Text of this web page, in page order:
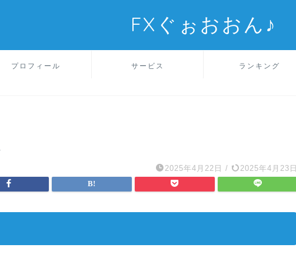
FXぐぉおおん♪
プロフィール サービス ランキング
2025年4月22日 / 2025年4月23日